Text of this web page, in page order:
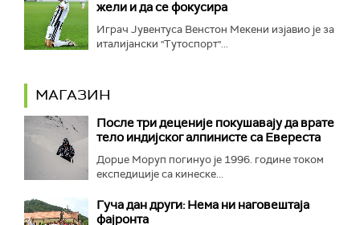
жели и да се фокусира
Играч Јувентуса Венстон Мекени изјавио је за
италијански "Тутоспорт"...
МАГАЗИН
После три деценије покушавају да врате
тело индијског алпинисте са Евереста
Дорџе Моруп погинуо је 1996. године током
експедиције са кинеске...
Гуча дан други: Нема ни наговештаја
фајронта